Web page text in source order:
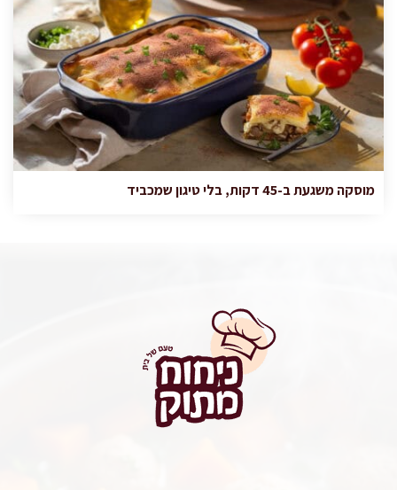
מוסקה משגעת ב-45 דקות, בלי טיגון שמכביד